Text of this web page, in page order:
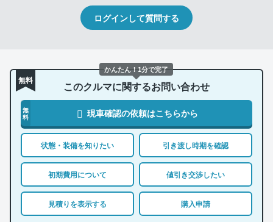
ログインして質問する
無料 このクルマに関するお問い合わせ
無
料
現車確認の依頼はこちらから
状態・装備を知りたい 引き渡し時期を確認
初期費用について 値引き交渉したい
見積りを表示する 購入申請
かんたん！1分で完了